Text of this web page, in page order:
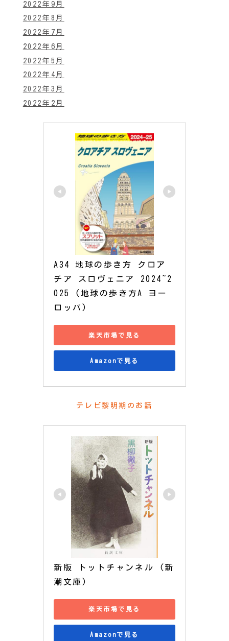
2022年9月
2022年8月
2022年7月
2022年6月
2022年5月
2022年4月
2022年3月
2022年2月
A34 地球の歩き方 クロア
チア スロヴェニア 2024~2
025 (地球の歩き方A ヨー
ロッパ)
楽天市場で見る
Amazonで見る
テレビ黎明期のお話
新版 トットチャンネル (新
潮文庫)
楽天市場で見る
Amazonで見る